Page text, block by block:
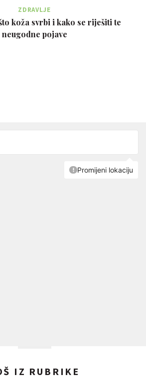
ZDRAVLJE
koža svrbi i kako se riješiti te
neugodne pojave
IZ RUBRIKE